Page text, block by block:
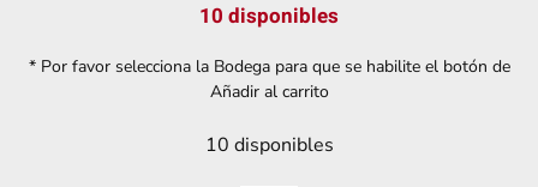
10 disponibles
* Por favor selecciona la Bodega para que se habilite el botón de
Añadir al carrito
10 disponibles